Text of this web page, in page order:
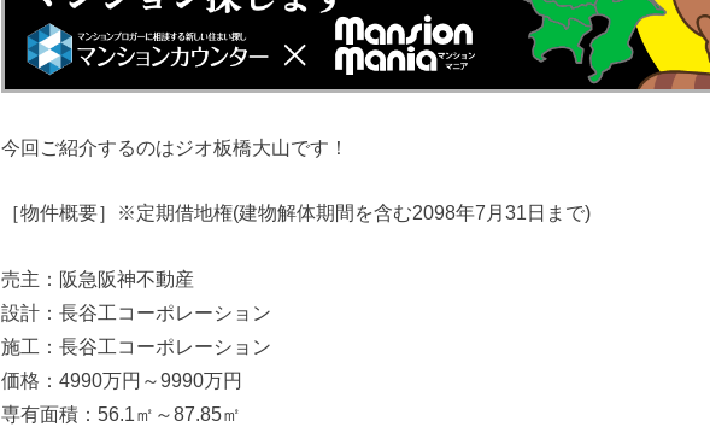
今回ご紹介するのはジオ板橋大山です！
［物件概要］※定期借地権(建物解体期間を含む2098年7月31日まで)
売主：阪急阪神不動産
設計：長谷工コーポレーション
施工：長谷工コーポレーション
価格：4990万円～9990万円
専有面積：56.1㎡～87.85㎡